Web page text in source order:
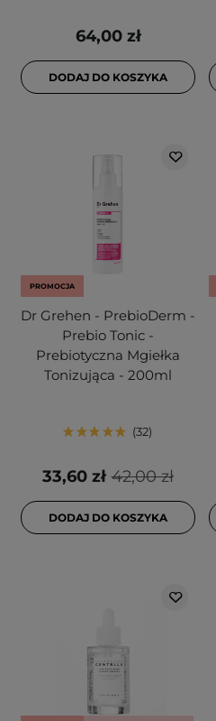
64,00 zł
DODAJ DO KOSZYKA
PROMOCJA
Dr Grehen - PrebioDerm -
Prebio Tonic -
Prebiotyczna Mgiełka
Tonizująca - 200ml
32
42,00 zł
33,60 zł
DODAJ DO KOSZYKA